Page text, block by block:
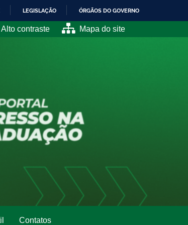
LEGISLAÇÃO ÓRGÃOS DO GOVERNO
Alto contraste Mapa do site
Contatos